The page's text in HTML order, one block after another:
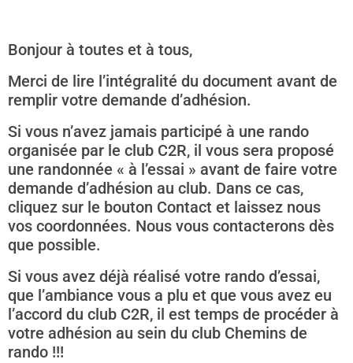
Bonjour à toutes et à tous,
Merci de lire l’intégralité du document avant de
remplir votre demande d’adhésion.
Si vous n’avez jamais participé à une rando
organisée par le club C2R, il vous sera proposé
une randonnée « à l’essai » avant de faire votre
demande d’adhésion au club. Dans ce cas,
cliquez sur le bouton Contact et laissez nous
vos coordonnées. Nous vous contacterons dès
que possible.
Si vous avez déjà réalisé votre rando d’essai,
que l’ambiance vous a plu et que vous avez eu
l’accord du club C2R, il est temps de procéder à
votre adhésion au sein du club Chemins de
rando !!!